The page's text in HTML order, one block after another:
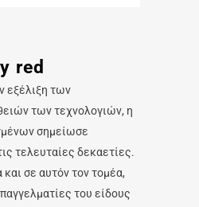
red
εξέλιξη των
των τεχνολογιών, η
σημείωσε
τελευταίες δεκαετίες.
σε αυτόν τον τομέα,
του είδους